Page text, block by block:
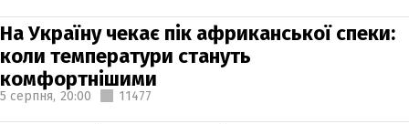
На Україну чекає пік африканської спеки:
коли температури стануть
комфортнішими
5 серпня, 20:00 11477